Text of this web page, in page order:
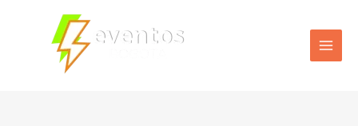
contenido